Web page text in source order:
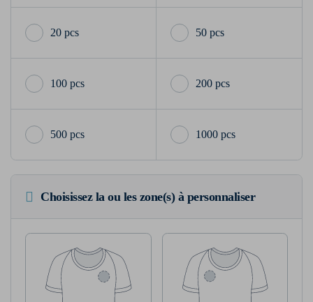
20 pcs 50 pcs
100 pcs 200 pcs
500 pcs 1000 pcs
Choisissez la ou les zone(s) à personnaliser